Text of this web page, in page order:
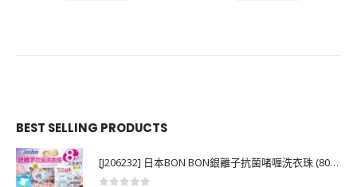
BEST SELLING PRODUCTS
[J206232] 日本BON BON銀離子抗菌啫喱洗衣珠 (80粒)